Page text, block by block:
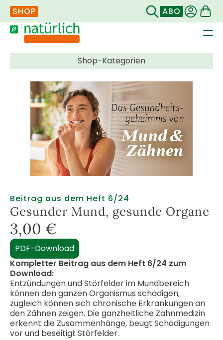
SHOP ABO
Beitrag aus dem Heft 6/24
Gesunder Mund, gesunde Organe
3,00 €
PDF-Download
Kompletter Beitrag aus dem Heft 6/24 zum
Download:
Entzündungen und Störfelder im Mundbereich
können den ganzen Organismus schädigen,
zugleich können sich chronische Erkrankungen an
den Zähnen zeigen. Die ganzheitliche Zahnmedizin
erkennt die Zusammenhänge, beugt Schädigungen
vor und beseitigt Störfelder.